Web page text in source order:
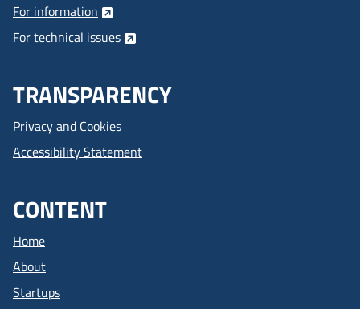
For information
For technical issues
TRANSPARENCY
Privacy and Cookies
Accessibility Statement
CONTENT
Home
About
Startups